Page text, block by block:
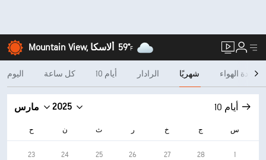
Mountain View, ألاسكا 59°F
اليوم كل ساعة 10 أيام الرادار شهريًا جودة الهواء
مارس 2025 10 أيام
ح ن ث ر خ ج س
23 24 25 26 27 28 1